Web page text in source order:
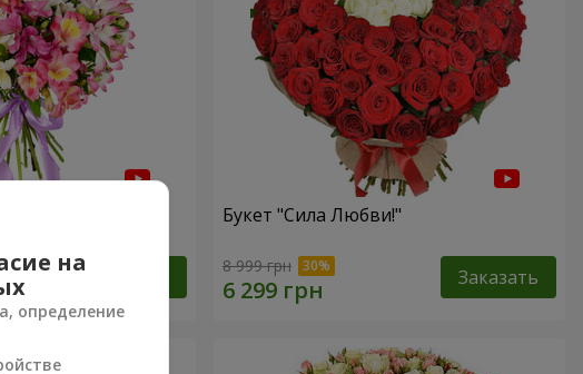
двоих!" Букет "Сила Любви!"
8 999 грн Заказать
на
определение